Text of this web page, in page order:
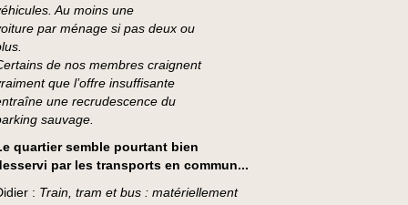
Au moins une
par ménage si pas deux ou
de nos membres craignent
que l’offre insuffisante
une recrudescence du
sauvage.
quartier semble pourtant bien
par les transports en commun...
: Train, tram et bus : matériellement